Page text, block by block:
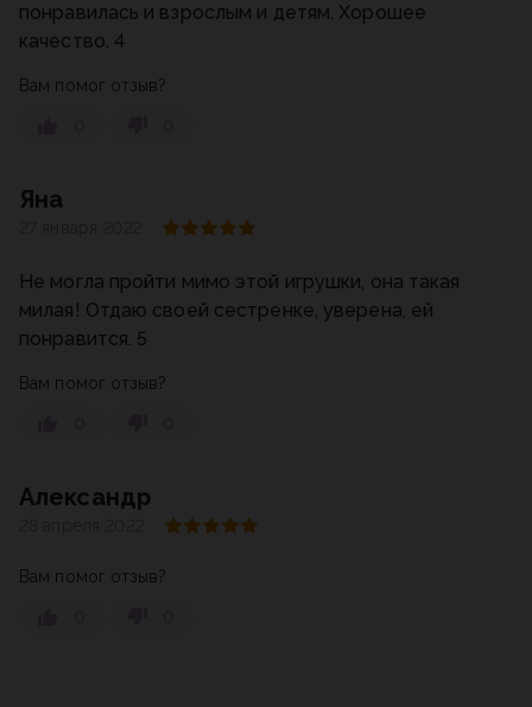
понравилась и взрослым и детям. Хорошее
качество. 4
Вам помог отзыв?
Яна
Не могла пройти мимо этой игрушки, она такая
милая! Отдаю своей сестренке, уверена, ей
понравится. 5
Вам помог отзыв?
Александр
Вам помог отзыв?